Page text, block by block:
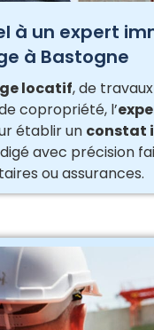
à un expert
à Bastogne
locatif, de
copropriété, l’
établir un constat
avec précision
ou assurances.